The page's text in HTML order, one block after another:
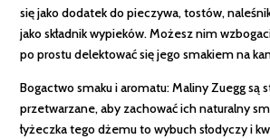
się jako dodatek do pieczywa, tostów,
jako składnik wypieków. Możesz nim
po prostu delektować się jego smakiem na
Bogactwo smaku i aromatu: Maliny Zuegg są
przetwarzane, aby zachować ich naturalny
łyżeczka tego dżemu to wybuch słodyczy i